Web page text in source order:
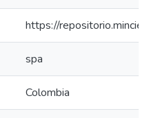
https://
spa
Colombia